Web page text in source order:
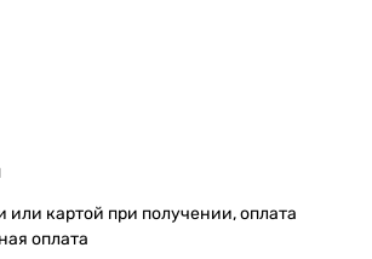
картой при получении, оплата
оплата